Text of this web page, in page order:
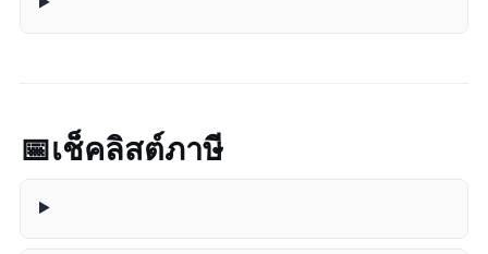
📅 เช็คลิสต์ภาษี